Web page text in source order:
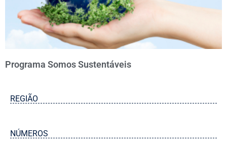
Programa Somos Sustentáveis
REGIÃO
NÚMEROS